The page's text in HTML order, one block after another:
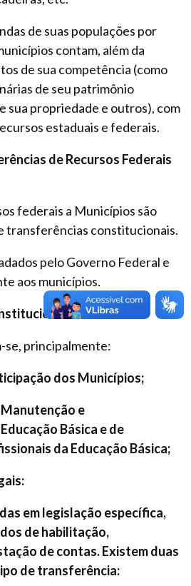
de suas populações por
contam, além da
de sua competência (como
de seu patrimônio
sua propriedade e outros), com
estaduais e federais.
de Recursos Federais
federais a Municípios são
transferências constitucionais.
pelo Governo Federal e
aos municípios.
se, principalmente:
dos Municípios;
Manutenção e
Básica e de
da Educação Básica;
em legislação específica,
de habilitação,
de contas. Existem duas
de transferência: